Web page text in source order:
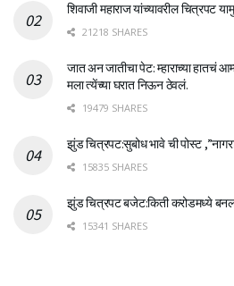
शिवाजी महाराज यांच्यावरील चित्रपट
21218 SHARES
जात अन जातीचा पेट: म्हाराच्या हातचं
मला त्येंच्या घरात निऊन ठेवलं.
19479 SHARES
झुंड चित्रपट:सुबोध भावे ची पोस्ट
15835 SHARES
झुंड चित्रपट बजेट:किती करोडमध्ये
15341 SHARES